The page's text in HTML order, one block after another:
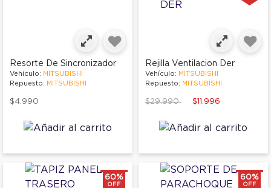
Resorte De Sincronizador
Vehículo: MITSUBISHI
Repuesto: MITSUBISHI
$4.990
Rejilla Ventilacion Der
Vehículo: MITSUBISHI
Repuesto: MITSUBISHI
Price reduced from
$29.990to $11.996
60%
OFF
60%
OFF